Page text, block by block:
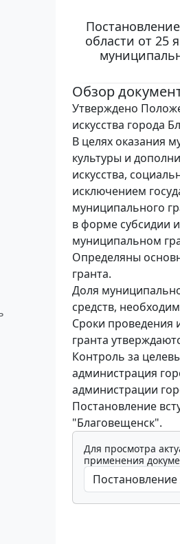
области от 25
Обзор
Утверждено
искусства города
В целях оказания
культуры и
искусства,
исключением
муниципального
в форме субсидии
муниципальном
Определяны
гранта.
Доля
средств,
Сроки проведения
гранта
Контроль за
администрация
администрации
Постановление
"Благовещенск".
Для просмотра
применения